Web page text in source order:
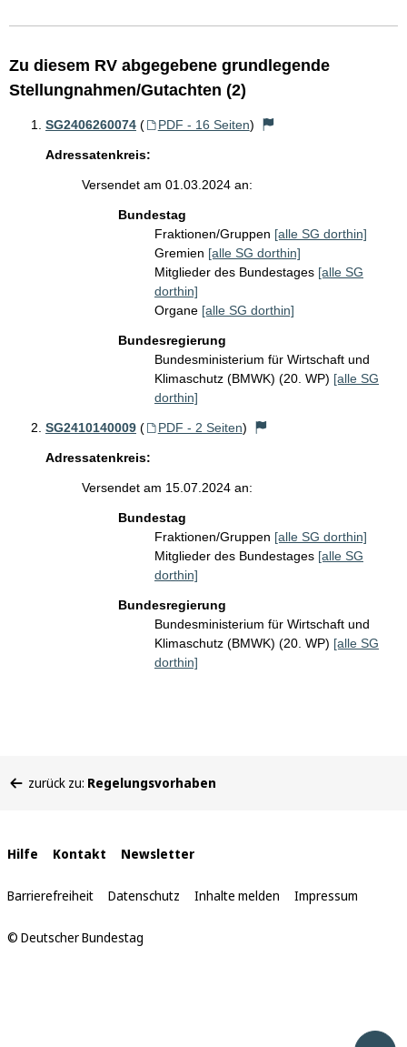
Zu diesem RV abgegebene grundlegende
Stellungnahmen/Gutachten (2)
SG2406260074 ( PDF - 16 Seiten)
Adressatenkreis:
Versendet am 01.03.2024 an:
Bundestag
Fraktionen/Gruppen [alle SG dorthin]
Gremien [alle SG dorthin]
Mitglieder des Bundestages [alle SG
dorthin]
Organe [alle SG dorthin]
Bundesregierung
Bundesministerium für Wirtschaft und
Klimaschutz (BMWK) (20. WP) [alle SG
dorthin]
SG2410140009 ( PDF - 2 Seiten)
Adressatenkreis:
Versendet am 15.07.2024 an:
Bundestag
Fraktionen/Gruppen [alle SG dorthin]
Mitglieder des Bundestages [alle SG
dorthin]
Bundesregierung
Bundesministerium für Wirtschaft und
Klimaschutz (BMWK) (20. WP) [alle SG
dorthin]
befinden
zurück zu: Regelungsvorhaben
Interne
Links
Hilfe Kontakt Newsletter
Barrierefreiheit Datenschutz Inhalte melden Impressum
© Deutscher Bundestag